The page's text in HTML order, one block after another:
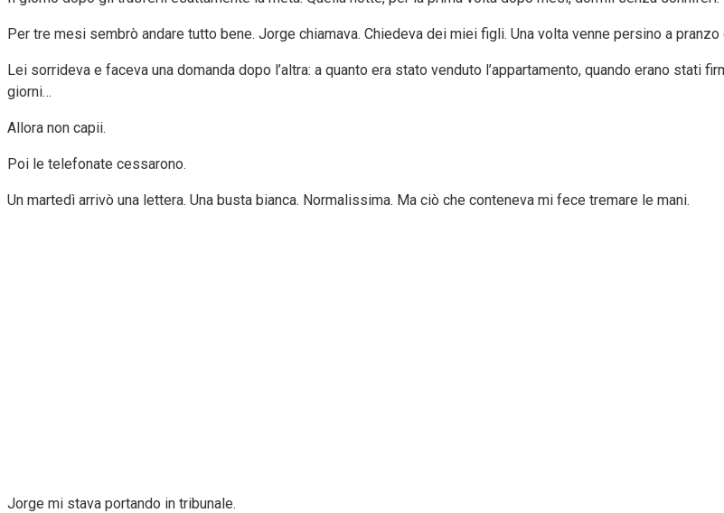
Per tre mesi sembrò andare tutto bene. Jorge chiamava. Chiedeva dei miei figli. Una volta venne persino a pranzo
Lei sorrideva e faceva una domanda dopo l’altra: a quanto era stato venduto l’appartamento, quando erano
giorni…
Allora non capii.
Poi le telefonate cessarono.
Un martedì arrivò una lettera. Una busta bianca. Normalissima. Ma ciò che conteneva mi fece tremare le mani.
Jorge mi stava portando in tribunale.